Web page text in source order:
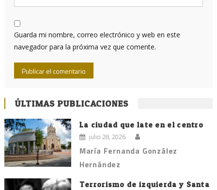
Guarda mi nombre, correo electrónico y web en este
navegador para la próxima vez que comente.
ÚLTIMAS PUBLICACIONES
La ciudad que late en el centro
julio 28, 2026
María Fernanda González
Hernández
Terrorismo de izquierda y Santa